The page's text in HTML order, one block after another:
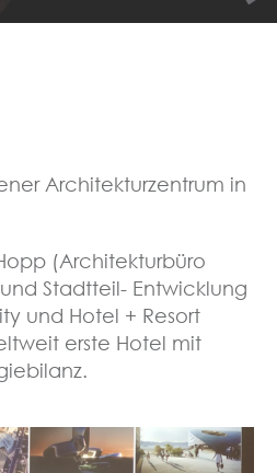
Architekturzentrum in
(Architekturbüro
Stadtteil- Entwicklung
und Hotel + Resort
erste Hotel mit